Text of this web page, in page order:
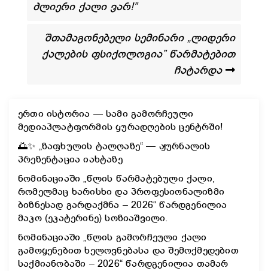
ძლიერი ქალი ვარ!”
შთამაგონებელი სემინარი „ლიდერი
ქალების ფსიქოლოგია” წარმატებით
ჩატარდა
ერთი ისტორია — სამი გამორჩეული
მედიაპლატფორმის ყურადღების ცენტრში!
🌅✨ „ზაფხულის ტალღაზე“ — ჟურნალის
პრეზენტაცია იახტაზე
ნომინაციაში „წლის წარმატებული ქალი,
რომელმაც ხარისხი და პროფესიონალიზმი
ბიზნესად გარდაქმნა – 2026“ წარდგენილია
მაკო (ეკატერინე) სოზიაშვილი.
ნომინაციაში „წლის გამორჩეული ქალი
გამოყენებით ხელოვნებასა და შემოქმედებით
საქმიანობაში – 2026“ წარდგენილია თამარ